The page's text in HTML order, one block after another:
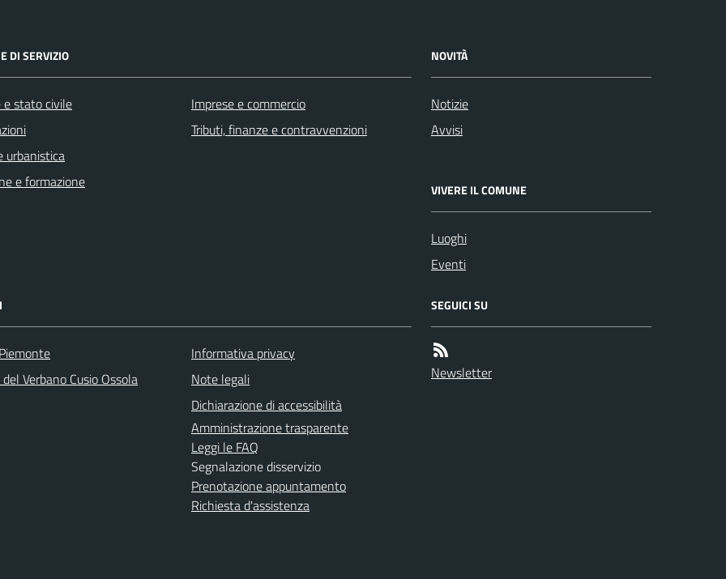
DI SERVIZIO
e stato civile
urbanistica
e formazione
Imprese e commercio
Tributi, finanze e contravvenzioni
NOVITÀ
Notizie
Avvisi
VIVERE IL COMUNE
Luoghi
Eventi
Verbano Cusio Ossola
Informativa privacy
Note legali
Dichiarazione di accessibilità
Amministrazione trasparente
Leggi le FAQ
Segnalazione disservizio
Prenotazione appuntamento
Richiesta d'assistenza
SEGUICI SU
Newsletter